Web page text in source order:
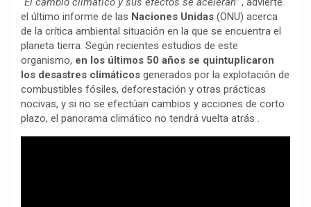
el último informe de las Naciones Unidas (ONU) acerca
de la crítica ambiental situación en la que se encuentra el
planeta tierra. Según recientes estudios de este
organismo, en los últimos 50 años se quintuplicaron
los desastres climáticos generados por la explotación de
combustibles fósiles, deforestación y otras prácticas
nocivas, y si no se efectúan cambios y acciones de corto
plazo, el panorama climático no tendrá vuelta atrás .